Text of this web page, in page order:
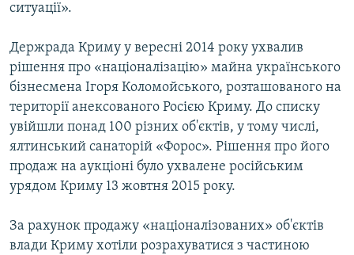
ситуації».
Держрада Криму у вересні 2014 року ухвалив
рішення про «націоналізацію» майна українського
бізнесмена Ігоря Коломойського, розташованого на
території анексованого Росією Криму. До списку
увійшли понад 100 різних об'єктів, у тому числі,
ялтинський санаторій «Форос». Рішення про його
продаж на аукціоні було ухвалене російським
урядом Криму 13 жовтня 2015 року.
За рахунок продажу «націоналізованих» об'єктів
влади Криму хотіли розрахуватися з частиною